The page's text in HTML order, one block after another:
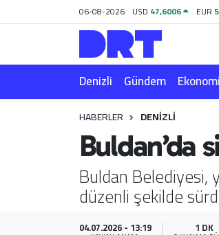
06-08-2026 USD 47,6006 EUR
Denizli Gündem Ekonomi
HABERLER DENIZLI
Buldan’da
Buldan Belediyesi,
düzenli şekilde
04.07.2026 - 13:19 1 DK
Gündem
Ekonomi
Magazin
Hava Durumu
Trafik Durumu
Puan Durumu ve Fikstür
Tüm Manşetler
Son Dakika Haberleri
Haber Arşivi